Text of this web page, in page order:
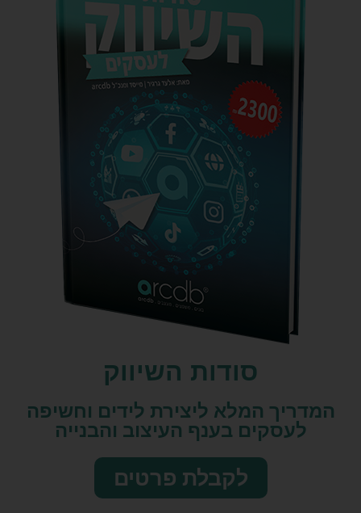
סודות השיווק​
המדריך המלא ליצירת לידים וחשיפה
לעסקים בענף העיצוב והבנייה
לקבלת פרטים